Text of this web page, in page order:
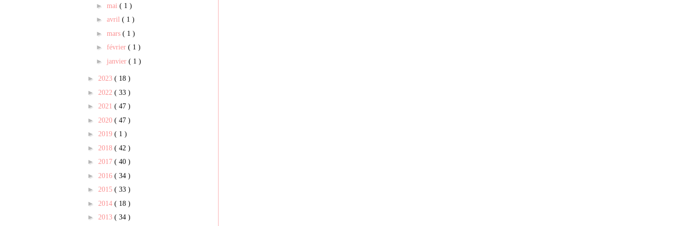
► mai ( 1 )
► avril ( 1 )
► mars ( 1 )
► février ( 1 )
► janvier ( 1 )
► 2023 ( 18 )
► 2022 ( 33 )
► 2021 ( 47 )
► 2020 ( 47 )
► 2019 ( 1 )
► 2018 ( 42 )
► 2017 ( 40 )
► 2016 ( 34 )
► 2015 ( 33 )
► 2014 ( 18 )
► 2013 ( 34 )